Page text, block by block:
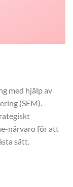
med hjälp av
(SEM).
närvaro för att
sätt.